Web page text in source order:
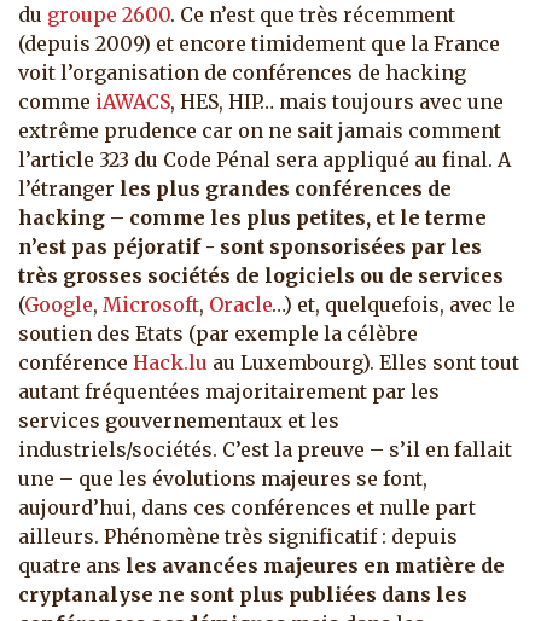
du groupe 2600. Ce n’est que très récemment
(depuis 2009) et encore timidement que la France
voit l’organisation de conférences de hacking
comme iAWACS, HES, HIP… mais toujours avec une
extrême prudence car on ne sait jamais comment
l’article 323 du Code Pénal sera appliqué au final. A
l’étranger les plus grandes conférences de
hacking – comme les plus petites, et le terme
n’est pas péjoratif - sont sponsorisées par les
très grosses sociétés de logiciels ou de services
(Google, Microsoft, Oracle…) et, quelquefois, avec le
soutien des Etats (par exemple la célèbre
conférence Hack.lu au Luxembourg). Elles sont tout
autant fréquentées majoritairement par les
services gouvernementaux et les
industriels/sociétés. C’est la preuve – s’il en fallait
une – que les évolutions majeures se font,
aujourd’hui, dans ces conférences et nulle part
ailleurs. Phénomène très significatif : depuis
quatre ans les avancées majeures en matière de
cryptanalyse ne sont plus publiées dans les